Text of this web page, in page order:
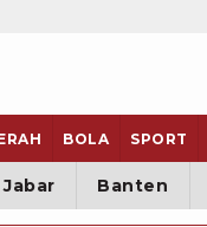
BOLA SPORT
Jabar Banten